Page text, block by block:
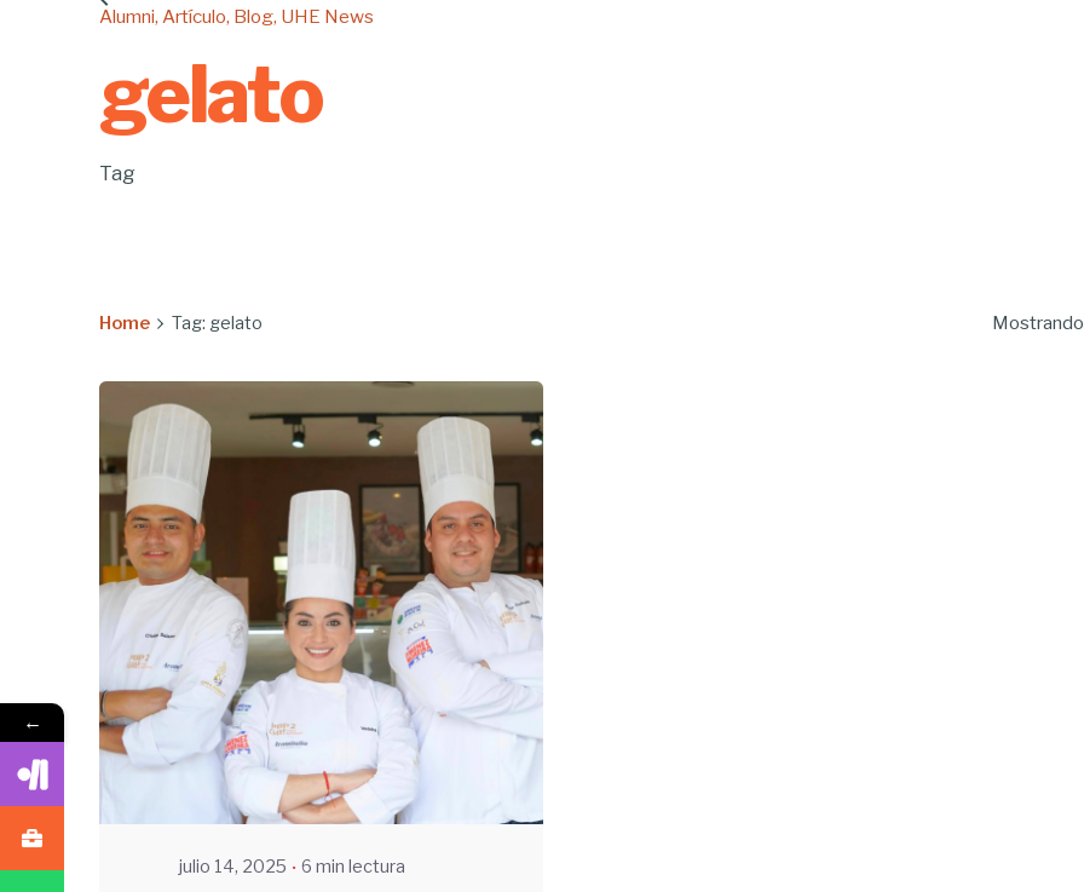
Alumni Artículo Blog UHE News
gelato
Tag
Home Tag: gelato
Enviado por
UHE
julio 14, 2025 6 min lectura
←